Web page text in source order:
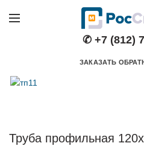
✆ +7 (812)
ЗАКАЗАТЬ
Труба профильная